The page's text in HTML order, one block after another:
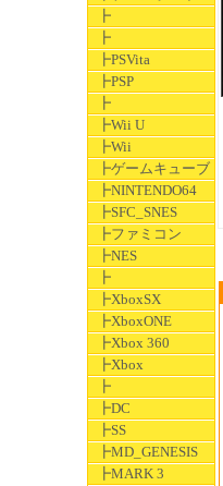
┣
┣
┣PSVita
┣PSP
┣
┣Wii U
┣Wii
┣ゲームキューブ
┣NINTENDO64
┣SFC_SNES
┣ファミコン
┣NES
┣
┣XboxSX
┣XboxONE
┣Xbox 360
┣Xbox
┣
┣DC
┣SS
┣MD_GENESIS
┣MARK 3